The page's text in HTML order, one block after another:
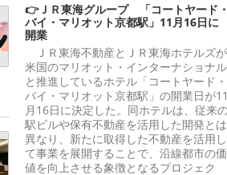
👉ＪＲ東海グループ 「コートヤード・
バイ・マリオット京都駅」11月16日に
開業
ＪＲ東海不動産とＪＲ東海ホテルズが
米国のマリオット・インターナショナル
と推進しているホテル「コートヤード・
バイ・マリオット京都駅」の開業日が11
月16日に決定した。同ホテルは、従来
駅ビルや保有不動産を活用した開発とは
異なり、新たに取得した不動産を活用し
て事業を展開することで、沿線都市の価
値を向上させる象徴となるプロジェク